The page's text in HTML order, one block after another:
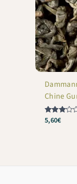
Chine
Note
3
5,60€